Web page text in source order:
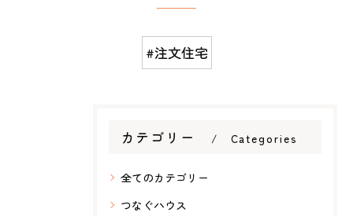
#注文住宅
カテゴリー Categories
全てのカテゴリー
つなぐハウス